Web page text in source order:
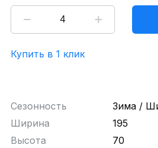
Купить в 1 клик
Сезонность
Зима /
Ширина
195
Высота
70